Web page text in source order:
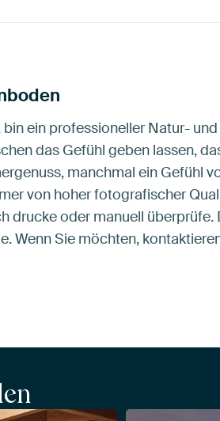
bin ein professioneller Natur-
das Gefühl geben lassen,
manchmal ein Gefühl
von hoher fotografischer
drucke oder manuell überprüfe.
Wenn Sie möchten,